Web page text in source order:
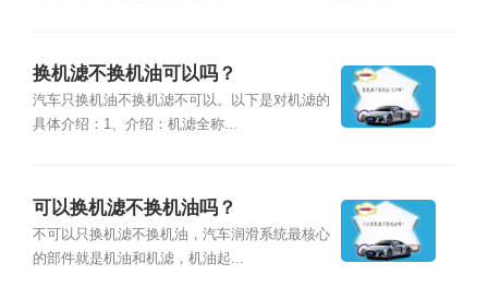
换机滤不换机油可以吗？
汽车只换机油不换机滤不可以。以下是对机滤的
具体介绍：1、介绍：机滤全称...
可以换机滤不换机油吗？
不可以只换机滤不换机油，汽车润滑系统最核心
的部件就是机油和机滤，机油起...